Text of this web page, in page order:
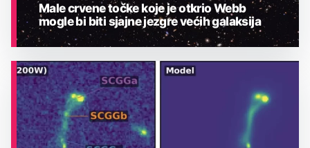
ASTRONOMIJA
Male crvene točke koje je otkrio Webb
mogle bi biti sjajne jezgre većih galaksija